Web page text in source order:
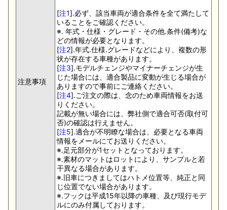
注意事項
[注1].必ず、該当車両が適合条件を全て満たして
いることをご確認ください。
※. 年式・仕様・グレード・その他.条件(備考)な
どの情報が必要となります。
[注2].年式.仕様.グレードなどにより、複数の形
状が存在する車種があります。
[注3].モデルチェンジやマイナーチェンジが生
じた場合には、適合製品に変動が生じる場合が
ありますので事前にご連絡ください。
[注4].ご注文の際は、念のため車両情報をお送
りください。
記載が無い場合には、弊社側で適合可否(取付可
否)の確認は行えません。
[注5].適合が不明瞭な場合は、必要となる車両
情報をメールにてお送りください。
※.足元部分が1セットとなっております。
※.素材のマットはロットにより、サンプルと若
干異なる場合があります。
※.旧車につきましてはハトメ位置等、純正と同
じ位置でない場合があります。
※.フックは平成15年以降の車種、及び現行モデ
ルにのみ付属しております。